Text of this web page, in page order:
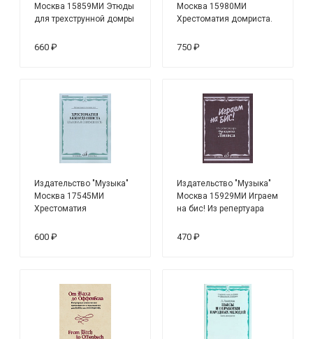
Москва 15859МИ Этюды
для трехструнной домры
Сиваков В.
660 ₽
Москва 15980МИ
Хрестоматия домриста.
Сред. и ст. классы ДМШ
750 ₽
Издательство "Музыка"
Москва 17545МИ
Хрестоматия
Классика и
600 ₽
Издательство "Музыка"
Москва 15929МИ Играем
на бис! Из репертуара
Произведения для
470 ₽